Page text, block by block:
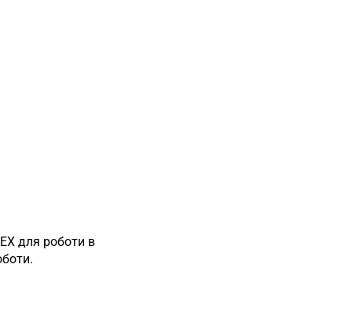
для роботи в